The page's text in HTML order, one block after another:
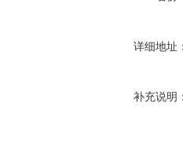
详细地址
补充说明